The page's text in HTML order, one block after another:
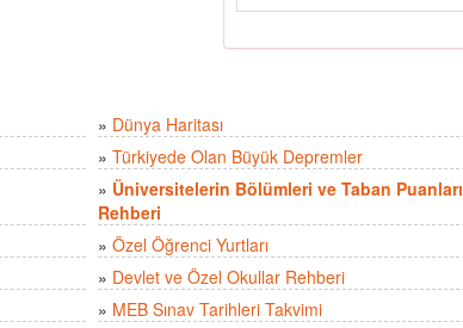
» Dünya Haritası
» Türkiyede Olan Büyük Depremler
» Üniversitelerin Bölümleri ve Taban Puanları
Rehberi
» Özel Öğrenci Yurtları
» Devlet ve Özel Okullar Rehberi
» MEB Sınav Tarihleri Takvimi